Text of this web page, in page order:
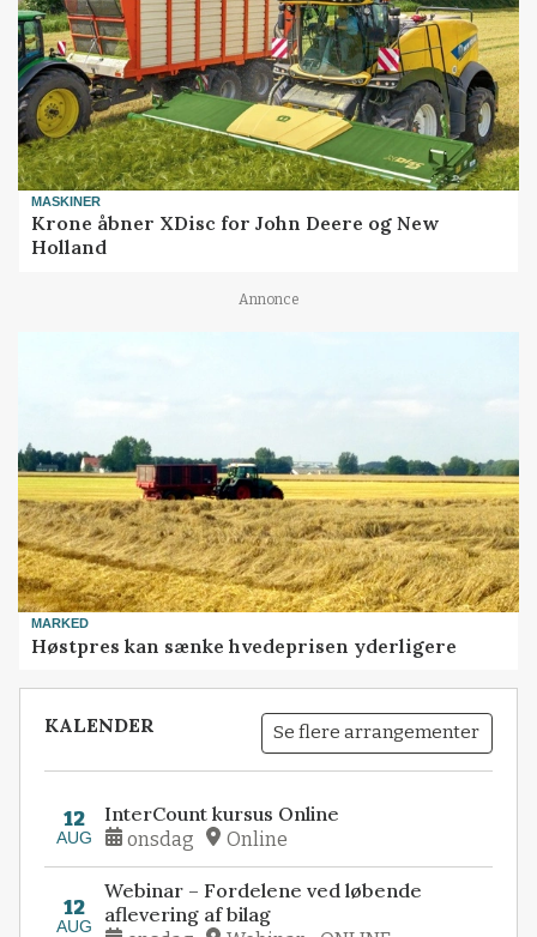
MASKINER
Krone åbner XDisc for John Deere og New
Holland
Annonce
MARKED
Høstpres kan sænke hvedeprisen yderligere
KALENDER Se flere arrangementer
12
AUG
InterCount kursus Online
onsdag Online
12
AUG
Webinar – Fordelene ved løbende
aflevering af bilag